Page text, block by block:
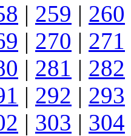
| 259 | 260
| 270 | 271
| 281 | 282
| 292 | 293
| 303 | 304